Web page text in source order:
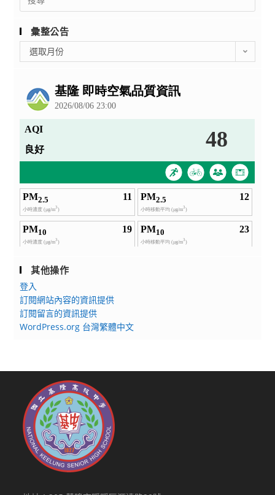
for:
彙整公告
整
選取月份
其他操作
登入
訂閱網站內容的資訊提供
訂閱留言的資訊提供
WordPress.org 台灣繁體中文